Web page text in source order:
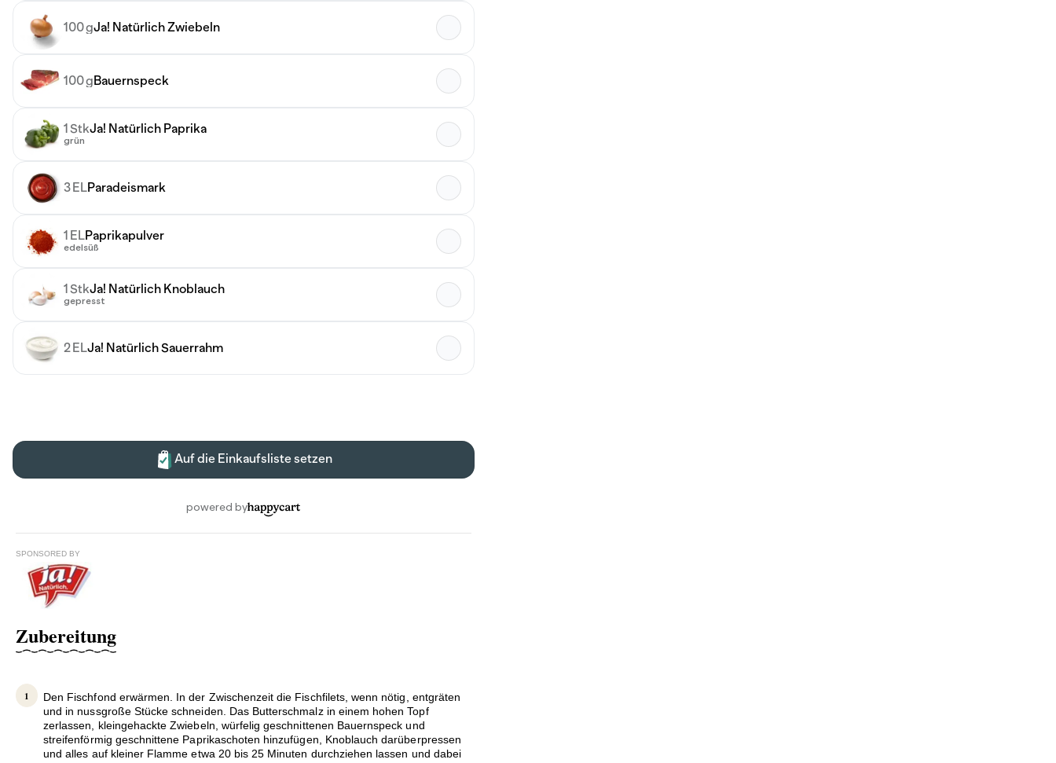
SPONSORED BY
Zubereitung
Den Fischfond erwärmen. In der Zwischenzeit die Fischfilets, wenn nötig, entgräten
und in nussgroße Stücke schneiden. Das Butterschmalz in einem hohen Topf
zerlassen, kleingehackte Zwiebeln, würfelig geschnittenen Bauernspeck und
streifenförmig geschnittene Paprikaschoten hinzufügen, Knoblauch darüberpressen
und alles auf kleiner Flamme etwa 20 bis 25 Minuten durchziehen lassen und dabei